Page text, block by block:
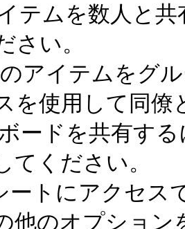
テムを数人と共
さい。
アイテムをグル
を使用して同僚
ードを共有する
てください。
トにアクセス
他のオプション